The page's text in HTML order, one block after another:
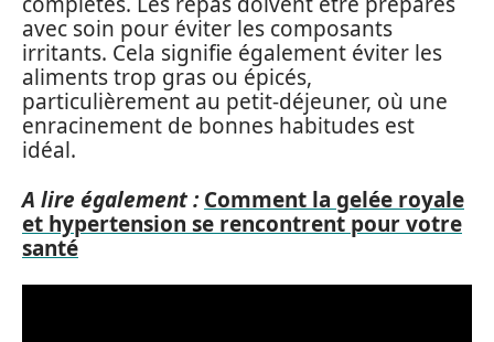
avec soin pour éviter les composants
irritants. Cela signifie également éviter les
aliments trop gras ou épicés,
particulièrement au petit-déjeuner, où une
enracinement de bonnes habitudes est
idéal.
A lire également : Comment la gelée royale
et hypertension se rencontrent pour votre
santé